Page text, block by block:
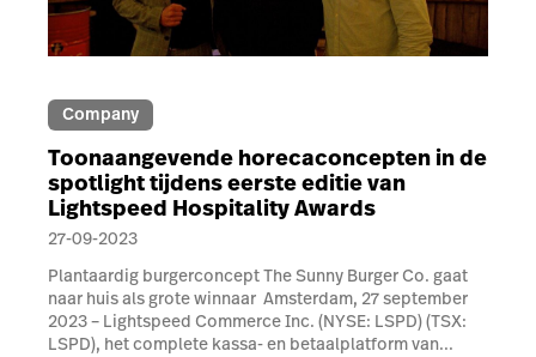
Company
Toonaangevende horecaconcepten in de
spotlight tijdens eerste editie van
Lightspeed Hospitality Awards
27-09-2023
Plantaardig burgerconcept The Sunny Burger Co. gaat
naar huis als grote winnaar Amsterdam, 27 september
2023 – Lightspeed Commerce Inc. (NYSE: LSPD) (TSX:
LSPD), het complete kassa- en betaalplatform van...